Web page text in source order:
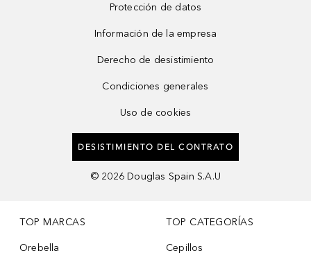
Protección de datos
Información de la empresa
Derecho de desistimiento
Condiciones generales
Uso de cookies
DESISTIMIENTO DEL CONTRATO
© 2026 Douglas Spain S.A.U
TOP MARCAS
Orebella
TOP CATEGORÍAS
Cepillos